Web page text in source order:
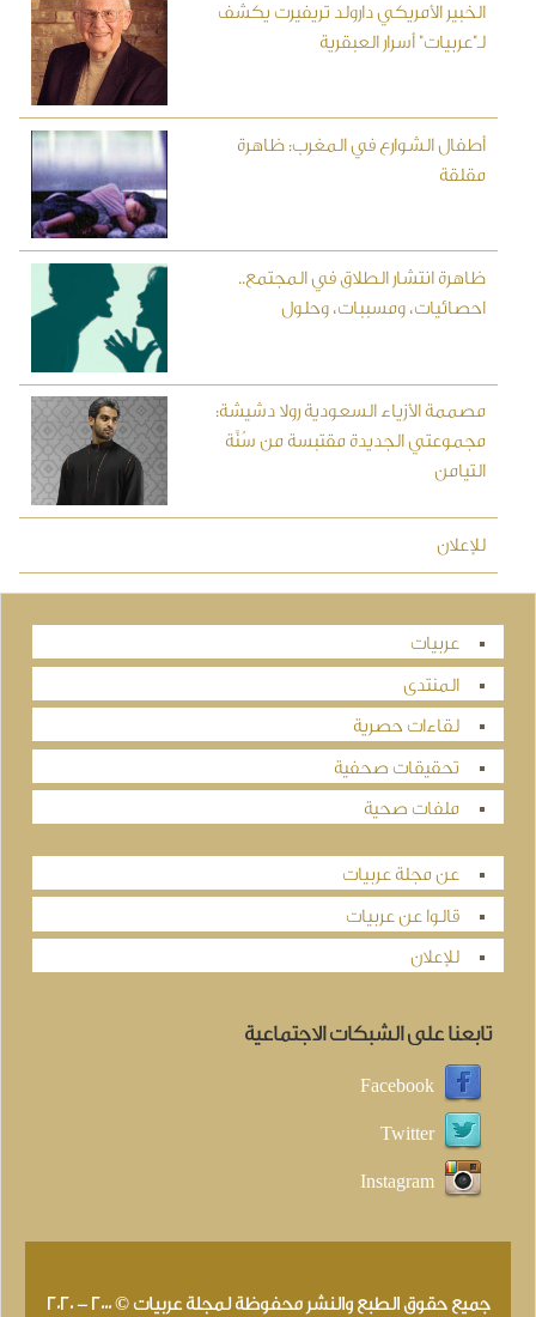
الخبير الأمريكي دارولد تريفيرت يكشف
لـ"عربيات" أسرار العبقرية
أطفال الشوارع في المغرب: ظاهرة
مقلقة
ظاهرة انتشار الطلاق في المجتمع..
احصائيات، ومسببات، وحلول
مصممة الأزياء السعودية رولا دشيشة:
مجموعتي الجديدة مقتبسة من سُنَّة
التيامن
للإعلان
عربيات
المنتدى
لقاءات حصرية
تحقيقات صحفية
ملفات صحية
عن مجلة عربيات
قالوا عن عربيات
للإعلان
تابعنا على الشبكات الاجتماعية
Facebook
Twitter
Instagram
جميع حقوق الطبع والنشر محفوظة لمجلة عربيات © 2000 - 2020